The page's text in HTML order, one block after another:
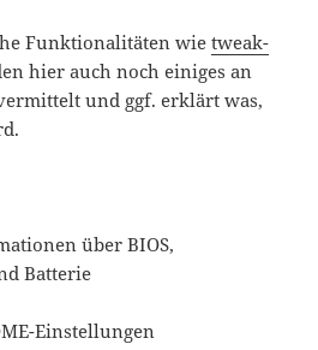
Funktionalitäten wietweak-
hier auch noch einiges an
und ggf. erklärt was,
über BIOS,
Batterie
Einstellungen